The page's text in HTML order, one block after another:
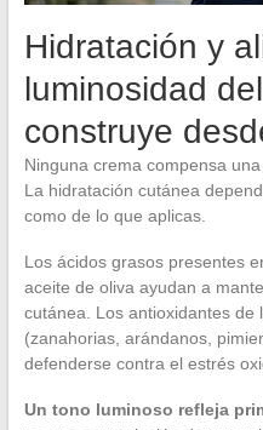
Hidratación y
luminosidad
construye
Ninguna crema compensa
La hidratación cutánea
como de lo que aplicas.
Los ácidos grasos presentes
aceite de oliva ayudan a
cutánea. Los antioxidantes de
(zanahorias, arándanos,
defenderse contra el estrés
Un tono luminoso refleja